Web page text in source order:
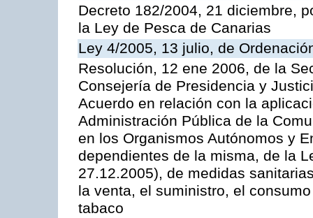
Decreto 182/2004, 21 diciembre,
la Ley de Pesca de Canarias
Ley 4/2005, 13 julio, de
Resolución, 12 ene 2006, de la
Consejería de Presidencia y
Acuerdo en relación con la
Administración Pública de la
en los Organismos Autónomos y
dependientes de la misma, de la
27.12.2005), de medidas
la venta, el suministro, el
tabaco